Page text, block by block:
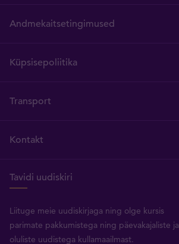
Andmekaitsetingimused
Küpsisepoliitika
Transport
Kontakt
Tavidi uudiskiri
Liituge meie uudiskirjaga ning olge kursis
parimate pakkumistega ning päevakajaliste ja
oluliste uudistega kullamaailmast.